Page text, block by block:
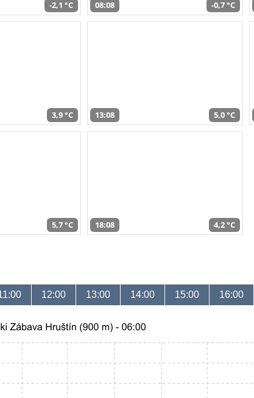
-2,1 °C 08:08 -0,7 °C
3,9 °C 13:08 5,0 °C
5,7 °C 18:08 4,2 °C
12:00 13:00 14:00 15:00 16:00